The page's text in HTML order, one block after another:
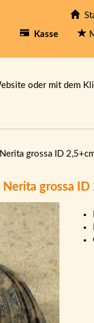
Kasse
oder mit dem
Nerita grossa ID
Nerita grossa ID